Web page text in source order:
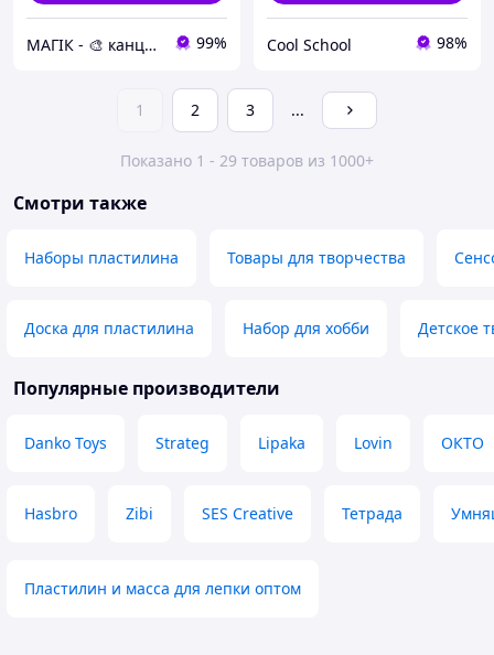
МАГІК - 🎨 канцтовари, іграшки, подарунки 🎨 99% Cool School 98%
1 2 3 ...
Показано 1 - 29 товаров из 1000+
Смотри также
Наборы пластилина Товары для творчества
Доска для пластилина Набор для хобби Детское
Популярные производители
Danko Toys Strateg Lipaka Lovin ОКТО
Hasbro Zibi SES Creative Тетрада
Пластилин и масса для лепки оптом